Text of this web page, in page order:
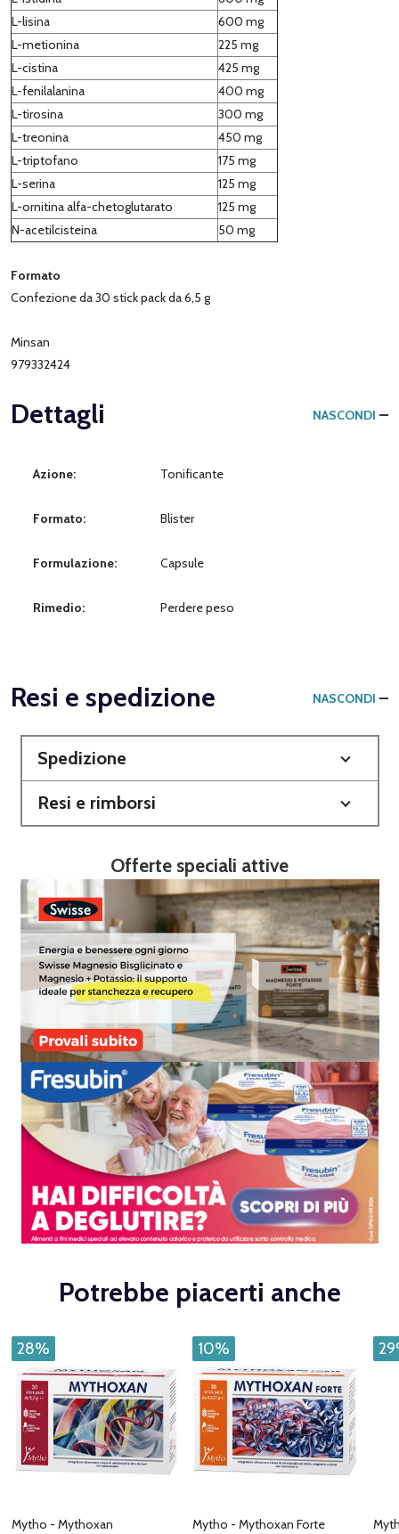
L-lisina
600 mg
L-metionina
225 mg
L-cistina
425 mg
L-fenilalanina
400 mg
L-tirosina
300 mg
L-treonina
450 mg
L-triptofano
175 mg
L-serina
125 mg
L-ornitina alfa-chetoglutarato
125 mg
N-acetilcisteina
50 mg
Formato
Confezione da 30 stick pack da 6,5 g
Minsan
​​​​​​​979332424
Dettagli NASCONDI
Azione: Tonificante
Formato: Blister
Formulazione: Capsule
Rimedio: Perdere peso
Resi e spedizione NASCONDI
Spedizione
Resi e rimborsi
Offerte speciali attive
Potrebbe piacerti anche
28%
Mytho - Mythoxan
10%
Mytho - Mythoxan Forte